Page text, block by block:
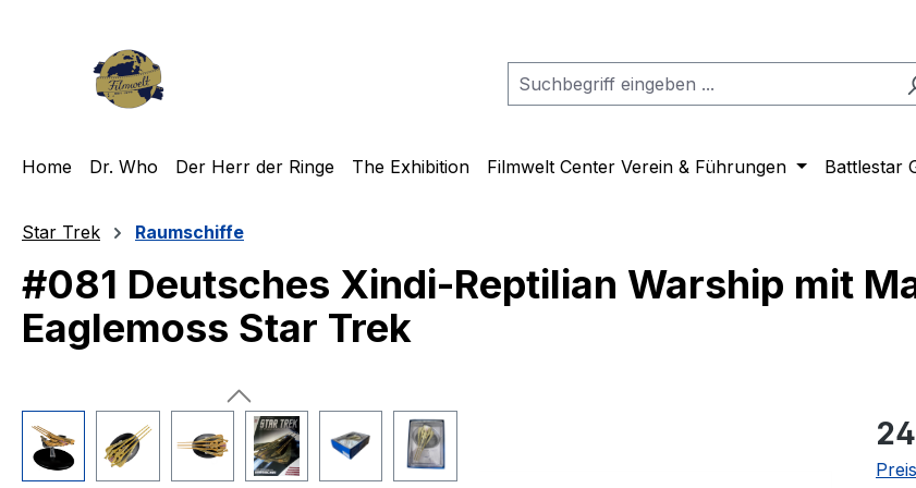
Home Dr. Who Der Herr der Ringe The Exhibition Filmwelt Center Verein & Führungen Battlestar
Star Trek Raumschiffe
#081 Deutsches Xindi-Reptilian Warship mit
Eaglemoss Star Trek
Bildergalerie überspringen